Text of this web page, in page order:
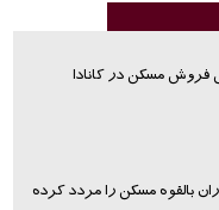
مسکن در کانادا
بالقوه مسکن را مردد کرده